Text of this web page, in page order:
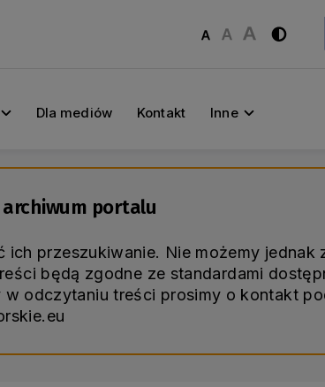
Dla mediów Kontakt Inne
portalu
przeszukiwanie. Nie możemy jednak
będą zgodne ze standardami
odczytaniu treści prosimy o kontakt